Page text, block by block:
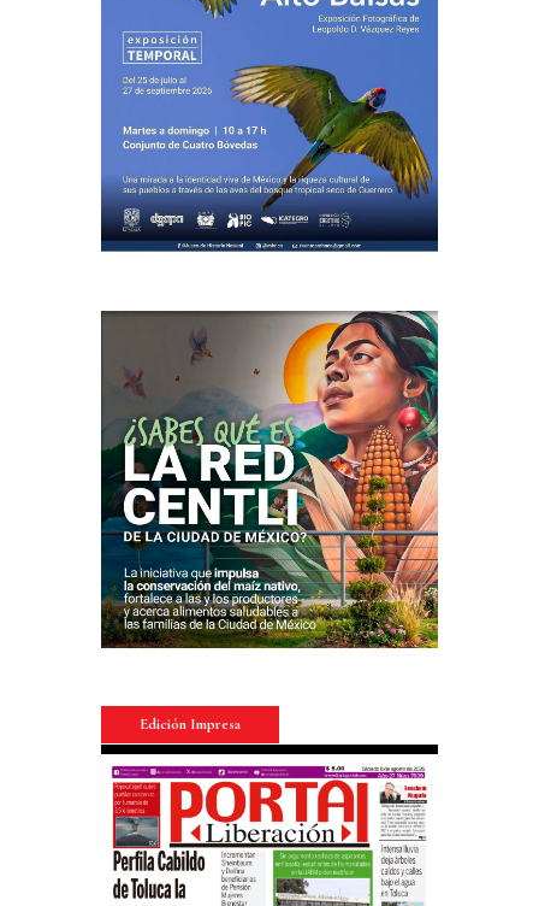
Edición Impresa